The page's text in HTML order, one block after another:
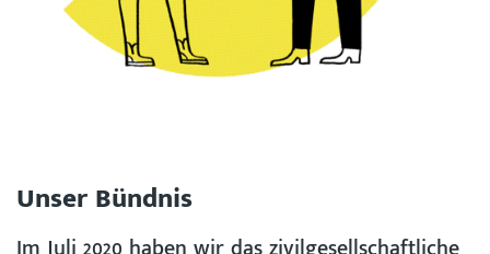
Unser Bündnis